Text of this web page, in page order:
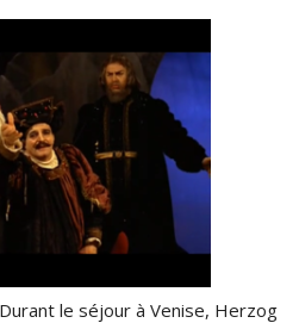
le séjour à Venise, Herzog